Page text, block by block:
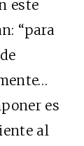
este
“para
es
al